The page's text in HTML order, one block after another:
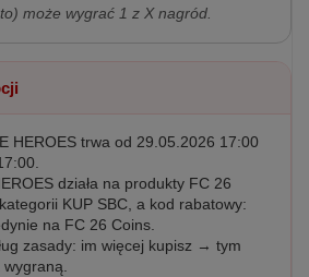
może wygrać 1 z X nagród.
HEROES trwa od 29.05.2026 17:00
działa na produkty FC 26
KUP SBC, a kod rabatowy:
na FC 26 Coins.
zasady: im więcej kupisz → tym